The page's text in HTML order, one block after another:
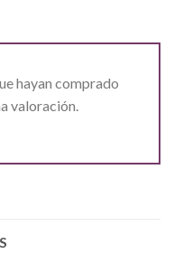
hayan comprado
valoración.